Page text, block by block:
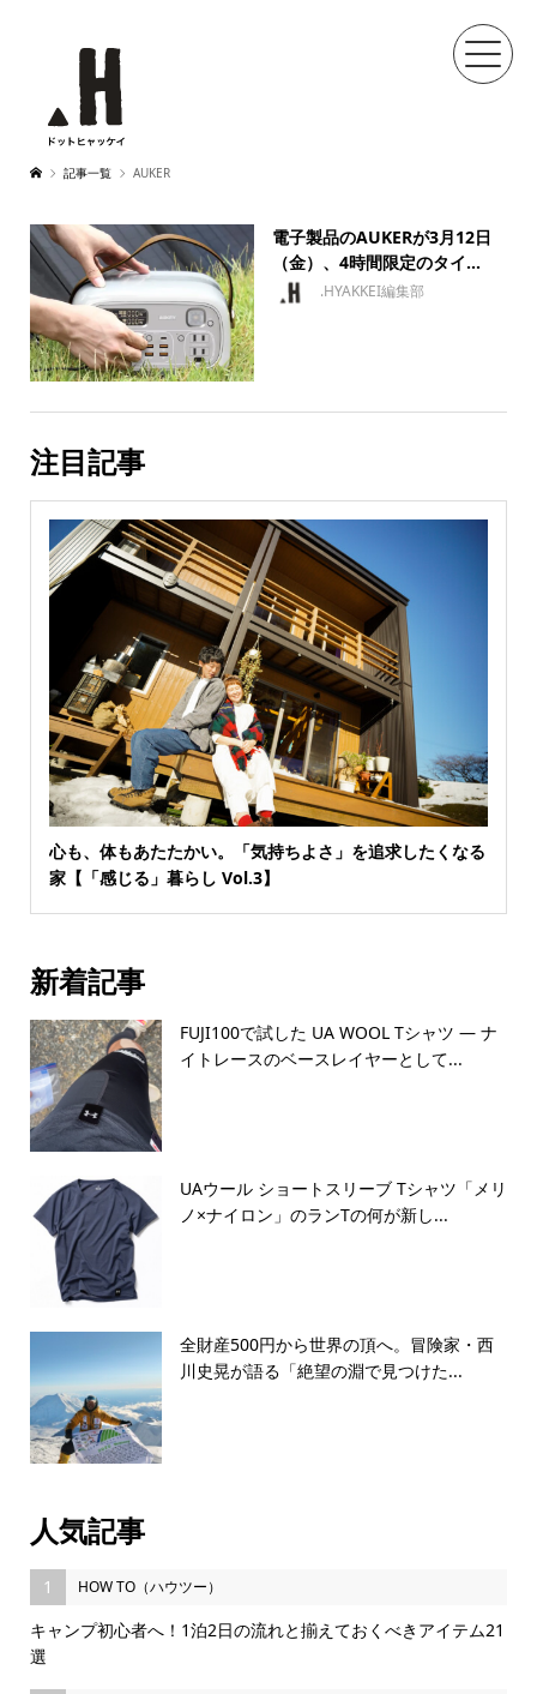
記事一覧 AUKER
電子製品のAUKERが3月12日
（金）、4時間限定のタイ...
.HYAKKEI編集部
注目記事
心も、体もあたたかい。「気持ちよさ」を追求したくなる
家【「感じる」暮らし Vol.3】
新着記事
FUJI100で試した UA WOOL Tシャツ — ナ
イトレースのベースレイヤーとして...
UAウール ショートスリーブ Tシャツ「メリ
ノ×ナイロン」のランTの何が新し...
全財産500円から世界の頂へ。冒険家・西
川史晃が語る「絶望の淵で見つけた...
人気記事
1 HOW TO（ハウツー）
キャンプ初心者へ！1泊2日の流れと揃えておくべきアイテム21
選